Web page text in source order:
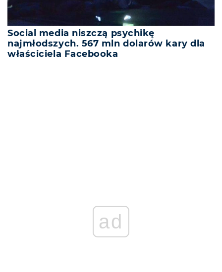
Social media niszczą psychikę
najmłodszych. 567 mln dolarów kary dla
właściciela Facebooka